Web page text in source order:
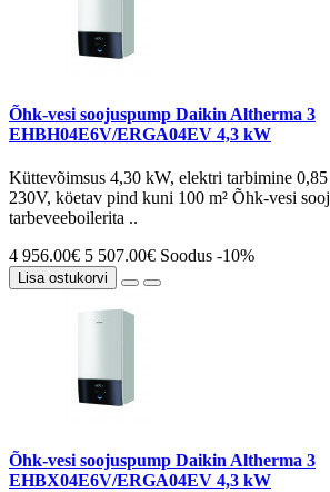
Õhk-vesi soojuspump Daikin Altherma 3
EHBH04E6V/ERGA04EV 4,3 kW
Küttevõimsus 4,30 kW, elektri tarbimine
230V, köetav pind kuni 100 m² Õhk-vesi
tarbeveeboilerita ..
4 956.00€ 5 507.00€ Soodus -10%
Lisa ostukorvi
Õhk-vesi soojuspump Daikin Altherma 3
EHBX04E6V/ERGA04EV 4,3 kW